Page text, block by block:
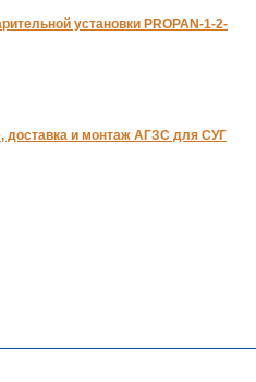
установки PROPAN-1-2-
доставка и монтаж АГЗС для СУГ